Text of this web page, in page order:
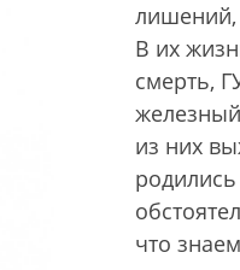
лишений,
В их
смерть,
из них
что